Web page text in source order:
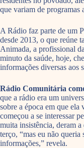
que variam de programas
A Rádio faz parte de um
desde 2013, o que reúne
Animada, a profissional
minuto da saúde, hoje,
informações diversas aos
Rádio Comunitária
que a rádio era um
sobre a época em que
começou a se interessar
muita insistência, deram
terço, “mas eu não queria
informações,” revela.